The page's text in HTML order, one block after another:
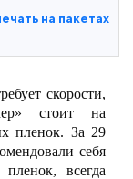
на пакетах
скорости,
стоит на
пленок. За 29
себя
всегда